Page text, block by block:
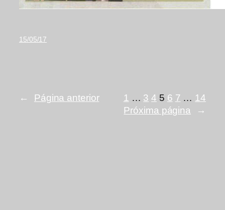
15/05/17
← Página anterior 1 … 3 4 5 6 7 … 14
Próxima página
→